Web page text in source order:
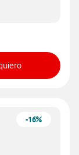
sobre tarifa
-16%